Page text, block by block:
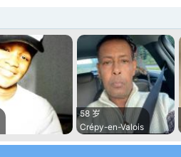
58 岁
Crépy-en-Valois